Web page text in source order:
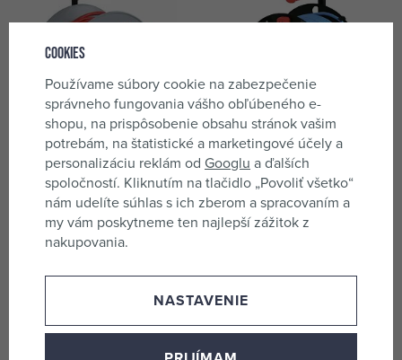
EMOS kábel 230V predlžovací
25m/4Z PVC VYPÍNAČ 1,5mm
bubon P194253
skladom 2 ks
39,95 €
EMOS kábel 230V predlžovací
25m/4Z SILIKÓN modrý,
NEMRZNÚCI, 3*1,5mm bubon
IP44 P08525W
skladom 2 ks
59,15 €
Cookies
Používame súbory cookie na zabezpečenie
správneho fungovania vášho obľúbeného e-
shopu, na prispôsobenie obsahu stránok vašim
potrebám, na štatistické a marketingové účely a
personalizáciu reklám od Googlu a ďalších
spoločností. Kliknutím na tlačidlo „Povoliť všetko“
nám udelíte súhlas s ich zberom a spracovaním a
my vám poskytneme ten najlepší zážitok z
nakupovania.
NASTAVENIE